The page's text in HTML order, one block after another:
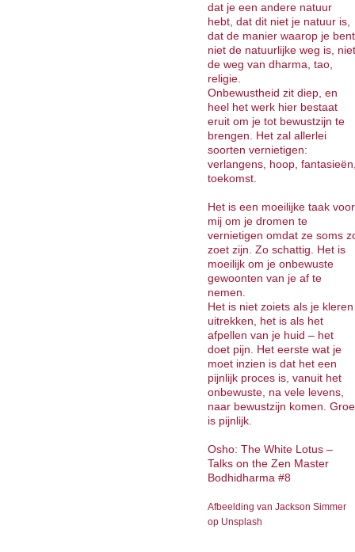
dat je een andere natuur
hebt, dat dit niet je natuur is,
dat de manier waarop je bent
niet de natuurlijke weg is, niet
de weg van dharma, tao,
religie.
Onbewustheid zit diep, en
heel het werk hier bestaat
eruit om je tot bewustzijn te
brengen. Het zal allerlei
soorten vernietigen:
verlangens, hoop,
toekomst.
Het is een moeilijke taak voor
mij om je dromen te
vernietigen omdat ze soms
zoet zijn. Zo schattig. Het is
moeilijk om je onbewuste
gewoonten van je af te
nemen.
Het is niet zoiets als je kleren
uitrekken, het is als het
afpellen van je huid – het
doet pijn. Het eerste wat je
moet inzien is dat het een
pijnlijk proces is, vanuit het
onbewuste, na vele levens,
naar bewustzijn komen.
is pijnlijk.
Osho: The White Lotus –
Talks on the Zen Master
Bodhidharma #8
Afbeelding van Jackson Simmer
op Unsplash